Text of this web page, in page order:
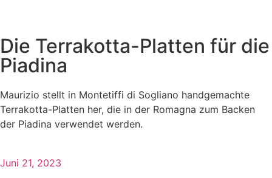
Die Terrakotta-Platten für die
Piadina
Maurizio stellt in Montetiffi di Sogliano handgemachte
Terrakotta-Platten her, die in der Romagna zum Backen
der Piadina verwendet werden.
Juni 21, 2023